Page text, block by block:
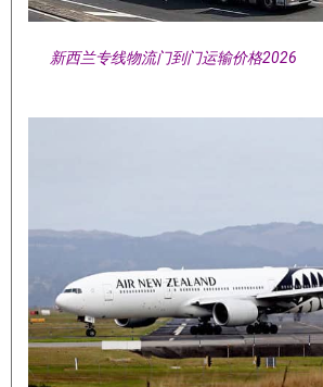
新西兰专线物流门到门运输价格2026